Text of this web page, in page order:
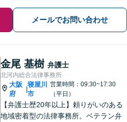
メールでお問い合わせ
金尾 基樹 弁護士
北河内総合法律事務所
大阪
府
|
寝屋川
市
営業時間：09:30~17:30
（平日）
【弁護士歴20年以上】頼りがいのある
地域密着型の法律事務所。ベテラン弁